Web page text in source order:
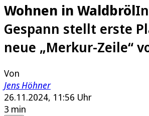
Wohnen in Waldbröl
Gespann stellt erste
neue „Merkur-Zeile“
Von
Jens Höhner
26.11.2024, 11:56 Uhr
3 min